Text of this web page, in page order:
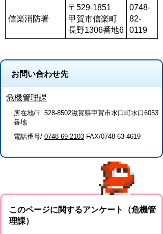
信楽消防署
〒529-1851
甲賀市信楽町
長野1306番地6
0748-
82-
0119
お問い合わせ先
危機管理課
所在地/〒 528-8502滋賀県甲賀市水口町水口6053
番地
電話番号/ 0748-69-2103 FAX/0748-63-4619
このページに関するアンケート（危機管
理課）